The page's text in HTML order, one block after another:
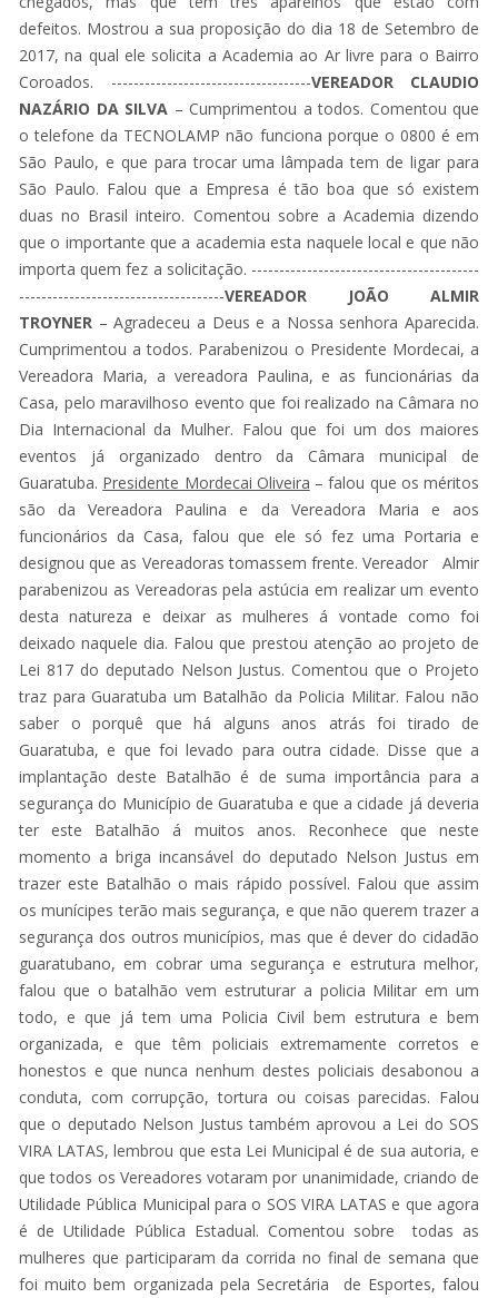
defeitos. Mostrou a sua proposição do dia 18 de Setembro de
2017, na qual ele solicita a Academia ao Ar livre para o Bairro
Coroados. ------------------------------------VEREADOR CLAUDIO
NAZÁRIO DA SILVA – Cumprimentou a todos. Comentou que
o telefone da TECNOLAMP não funciona porque o 0800 é em
São Paulo, e que para trocar uma lâmpada tem de ligar para
São Paulo. Falou que a Empresa é tão boa que só existem
duas no Brasil inteiro. Comentou sobre a Academia dizendo
que o importante que a academia esta naquele local e que não
importa quem fez a solicitação. -----------------------------------------
-------------------------------------VEREADOR JOÃO ALMIR
TROYNER – Agradeceu a Deus e a Nossa senhora Aparecida.
Cumprimentou a todos. Parabenizou o Presidente Mordecai, a
Vereadora Maria, a vereadora Paulina, e as funcionárias da
Casa, pelo maravilhoso evento que foi realizado na Câmara no
Dia Internacional da Mulher. Falou que foi um dos maiores
eventos já organizado dentro da Câmara municipal de
Guaratuba. Presidente Mordecai Oliveira – falou que os méritos
são da Vereadora Paulina e da Vereadora Maria e aos
funcionários da Casa, falou que ele só fez uma Portaria e
designou que as Vereadoras tomassem frente. Vereador Almir
parabenizou as Vereadoras pela astúcia em realizar um evento
desta natureza e deixar as mulheres á vontade como foi
deixado naquele dia. Falou que prestou atenção ao projeto de
Lei 817 do deputado Nelson Justus. Comentou que o Projeto
traz para Guaratuba um Batalhão da Policia Militar. Falou não
saber o porquê que há alguns anos atrás foi tirado de
Guaratuba, e que foi levado para outra cidade. Disse que a
implantação deste Batalhão é de suma importância para a
segurança do Município de Guaratuba e que a cidade já deveria
ter este Batalhão á muitos anos. Reconhece que neste
momento a briga incansável do deputado Nelson Justus em
trazer este Batalhão o mais rápido possível. Falou que assim
os munícipes terão mais segurança, e que não querem trazer a
segurança dos outros municípios, mas que é dever do cidadão
guaratubano, em cobrar uma segurança e estrutura melhor,
falou que o batalhão vem estruturar a policia Militar em um
todo, e que já tem uma Policia Civil bem estrutura e bem
organizada, e que têm policiais extremamente corretos e
honestos e que nunca nenhum destes policiais desabonou a
conduta, com corrupção, tortura ou coisas parecidas. Falou
que o deputado Nelson Justus também aprovou a Lei do SOS
VIRA LATAS, lembrou que esta Lei Municipal é de sua autoria, e
que todos os Vereadores votaram por unanimidade, criando de
Utilidade Pública Municipal para o SOS VIRA LATAS e que agora
é de Utilidade Pública Estadual. Comentou sobre todas as
mulheres que participaram da corrida no final de semana que
foi muito bem organizada pela Secretária de Esportes, falou